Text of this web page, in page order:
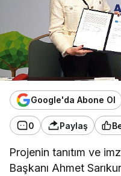
Google'da Abone Ol
0 Paylaş
Projenin tanıtım ve
Başkanı Ahmet